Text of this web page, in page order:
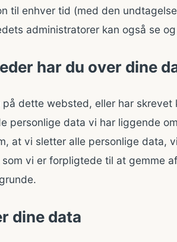
til enhver tid (med den
administratorer kan også se
har du over dine
dette websted, eller har skrevet
personlige data vi har liggende
at vi sletter alle personlige data,
vi er forpligtede til at gemme
dine data